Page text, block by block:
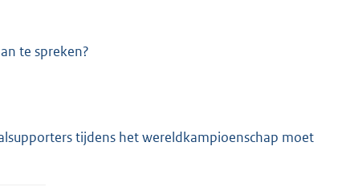
te spreken?
tijdens het wereldkampioenschap moet